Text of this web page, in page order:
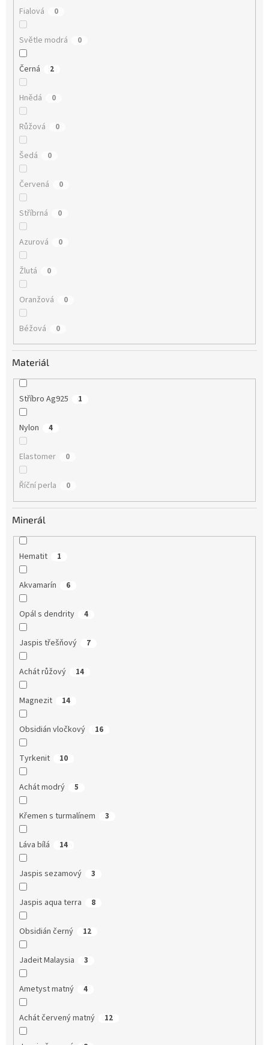
Fialová 0
Světle modrá 0
Černá 2
Hnědá 0
Růžová 0
Šedá 0
Červená 0
Stříbrná 0
Azurová 0
Žlutá 0
Oranžová 0
Béžová 0
Materiál
Stříbro Ag925 1
Nylon 4
Elastomer 0
Říční perla 0
Minerál
Hematit 1
Akvamarín 6
Opál s dendrity 4
Jaspis třešňový 7
Achát růžový 14
Magnezit 14
Obsidián vločkový 16
Tyrkenit 10
Achát modrý 5
Křemen s turmalínem 3
Láva bílá 14
Jaspis sezamový 3
Jaspis aqua terra 8
Obsidián černý 12
Jadeit Malaysia 3
Ametyst matný 4
Achát červený matný 12